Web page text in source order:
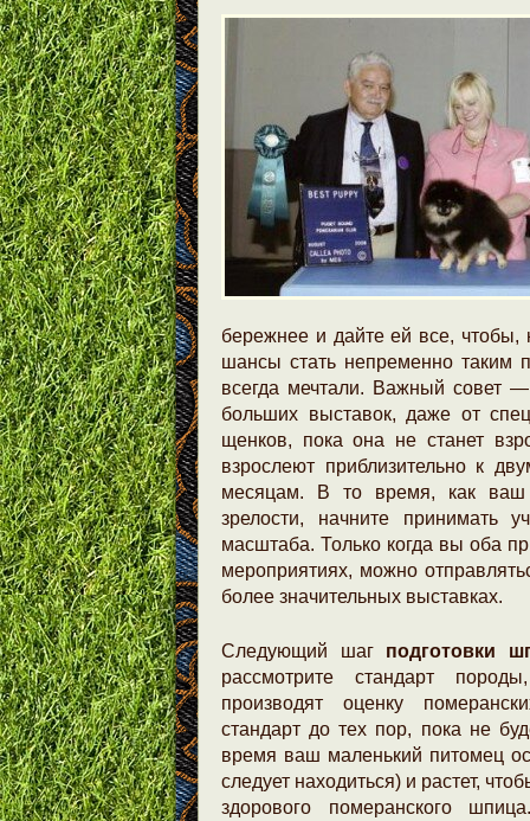
бережнее и дайте ей все, чтобы,
шансы стать непременно таким
всегда мечтали. Важный совет
больших выставок, даже от
щенков, пока она не станет
взрослеют приблизительно к
месяцам. В то время, как ваш
зрелости, начните принимать
масштаба. Только когда вы оба
мероприятиях, можно
более значительных выставках.
Следующий шаг подготовки
рассмотрите стандарт
производят оценку
стандарт до тех пор, пока не
время ваш маленький питомец
следует находиться) и растет,
здорового померанского